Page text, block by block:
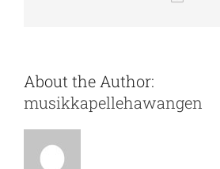
About the Author:
musikkapellehawangen